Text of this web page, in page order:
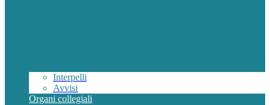
Interpelli
Avvisi
Organi collegiali